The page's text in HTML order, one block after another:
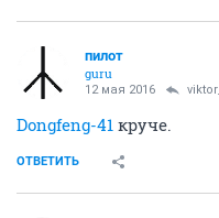
пилот
guru
12 мая 2016
Dongfeng-41 круче.
ОТВЕТИТЬ